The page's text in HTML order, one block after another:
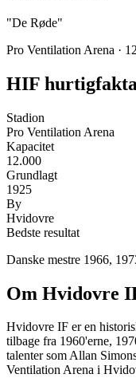
"De Røde"
Pro Ventilation Arena ·
HIF hurtigfakta
Stadion
Pro Ventilation Arena
Kapacitet
12.000
Grundlagt
1925
By
Hvidovre
Bedste resultat
Danske mestre 1966,
Om Hvidovre
Hvidovre IF er en
tilbage fra 1960'erne,
talenter som Allan
Ventilation Arena i